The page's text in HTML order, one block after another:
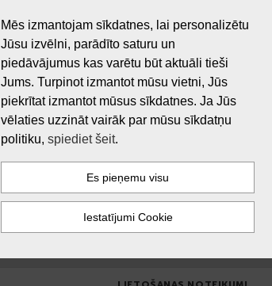
Mēs izmantojam sīkdatnes, lai personalizētu
Jūsu izvēlni, parādīto saturu un
piedāvājumus kas varētu būt aktuāli tieši
Jums. Turpinot izmantot mūsu vietni, Jūs
piekrītat izmantot mūsus sīkdatnes. Ja Jūs
vēlaties uzzināt vairāk par mūsu sīkdatņu
politiku, spiediet šeit.